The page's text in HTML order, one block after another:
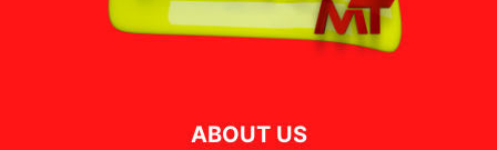
ABOUT US